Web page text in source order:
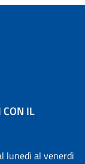
CON IL
lunedì al venerdì